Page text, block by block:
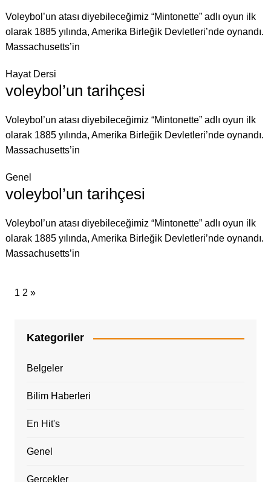
Voleybol’un atası diyebileceğimiz “Mintonette” adlı oyun ilk
olarak 1885 yılında, Amerika Birleğik Devletleri’nde oynandı.
Massachusetts’in
Hayat Dersi
voleybol’un tarihçesi
Voleybol’un atası diyebileceğimiz “Mintonette” adlı oyun ilk
olarak 1885 yılında, Amerika Birleğik Devletleri’nde oynandı.
Massachusetts’in
Genel
voleybol’un tarihçesi
Voleybol’un atası diyebileceğimiz “Mintonette” adlı oyun ilk
olarak 1885 yılında, Amerika Birleğik Devletleri’nde oynandı.
Massachusetts’in
1 2 »
Kategoriler
Belgeler
Bilim Haberleri
En Hit's
Genel
Gerçekler